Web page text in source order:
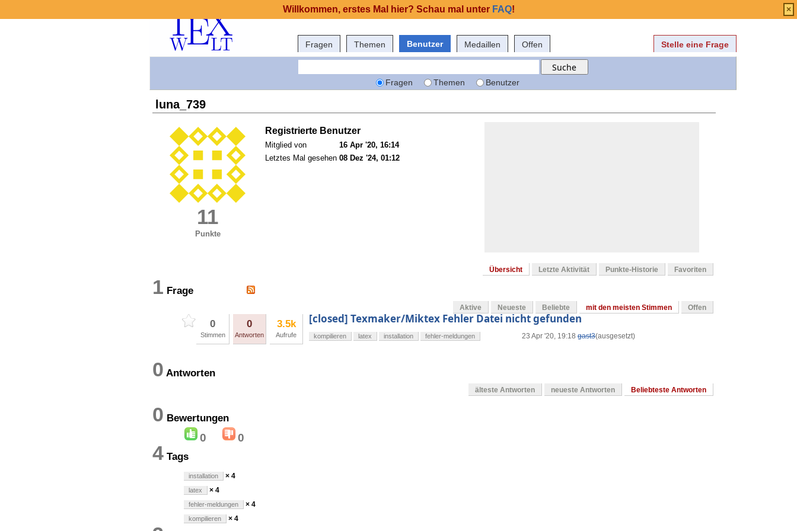
Fragen Themen Benutzer Medaillen Offen Stelle eine Frage
Fragen Themen Benutzer
luna_739
11
Punkte
Registrierte Benutzer
Mitglied von
16 Apr '20, 16:14
Letztes Mal gesehen 08 Dez '24, 01:12
Übersicht Letzte Aktivität Punkte-Historie Favoriten
1 Frage
Aktive Neueste Beliebte mit den meisten Stimmen Offen
0
Stimmen
0
Antworten
3.5k
Aufrufe
[closed] Texmaker/Miktex Fehler Datei nicht gefunden
23 Apr '20, 19:18 gast3(ausgesetzt)
kompilieren latex installation fehler-meldungen
0 Antworten
älteste Antworten neueste Antworten Beliebteste Antworten
0 Bewertungen
0 0
4 Tags
installation × 4
latex × 4
fehler-meldungen × 4
kompilieren × 4
Willkommen, erstes Mal hier? Schau mal unter FAQ! ×